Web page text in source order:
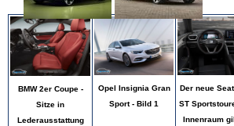
BMW 2er Coupe -
Sitze in
Lederausstattung
Opel Insignia Gran
Sport - Bild 1
Der neue
ST
Innenraum